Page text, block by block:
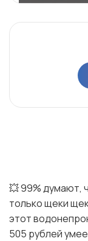
💥 99% думают,
только щеки
этот
505 рублей